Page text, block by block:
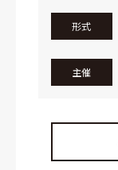
形式
主催